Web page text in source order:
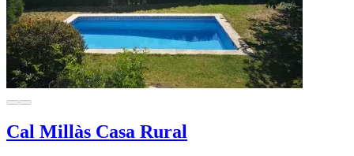
Cal Millàs Casa Rural